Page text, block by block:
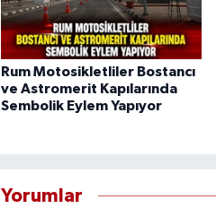
Rum Motosikletliler Bostancı
ve Astromerit Kapılarında
Sembolik Eylem Yapıyor
Yorumlar